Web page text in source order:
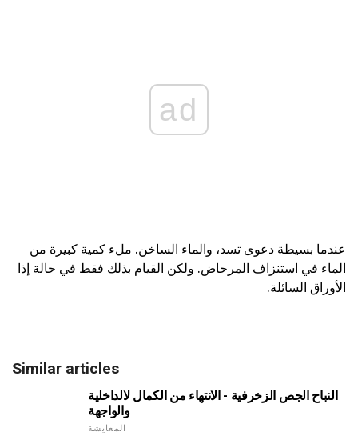
ad
عندما بسيطة دعوى تسد، والماء الساخن. ملء كمية كبيرة من
الماء في استنزاف المرحاض. ولكن القيام بذلك فقط في حالة إذا
الأوراق السائلة.
Similar articles
النباح الجص الزخرفية - الانتهاء من الكمال لالداخلية
والواجهة
المعايشة